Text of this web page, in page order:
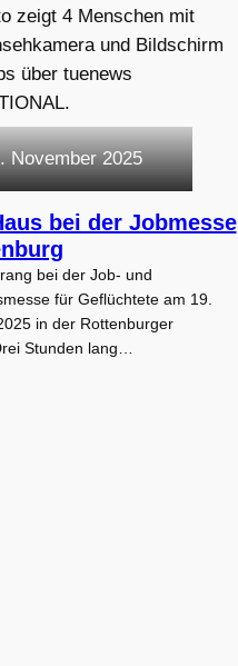
November 2025
bei der Jobmesse
bei der Job- und
für Geflüchtete am 19.
in der Rottenburger
Stunden lang…